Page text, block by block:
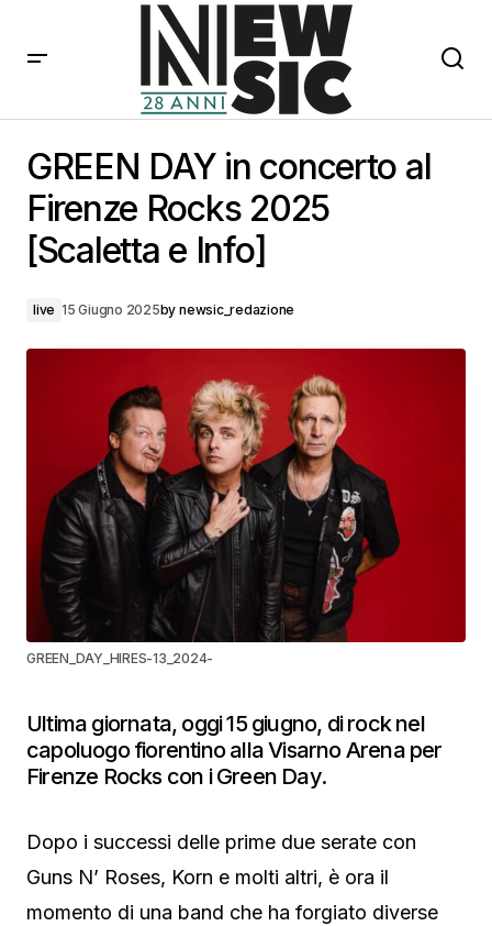
[Scaletta e Info]
GREEN DAY in concerto al
Firenze Rocks 2025
[Scaletta e Info]
live 15 Giugno 2025by newsic_redazione
GREEN_DAY_HIRES-13_2024-
Ultima giornata, oggi 15 giugno, di rock nel
capoluogo fiorentino alla Visarno Arena per
Firenze Rocks con i Green Day.
Dopo i successi delle prime due serate con
Guns N’ Roses, Korn e molti altri, è ora il
momento di una band che ha forgiato diverse